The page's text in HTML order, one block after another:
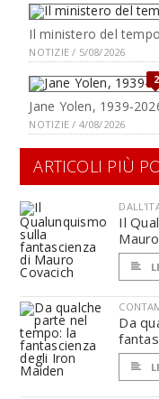
Il ministero del
NOTIZIE / 5/08/2026
2
Jane Yolen, 1939-
NOTIZIE / 4/08/2026
ARTICOLI PIÙ
Il
Da